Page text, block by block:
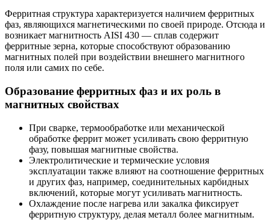
Ферритная структура характеризуется наличием ферритных
фаз, являющихся магнетическими по своей природе. Отсюда и
возникает магнитность AISI 430 — сплав содержит
ферритные зерна, которые способствуют образованию
магнитных полей при воздействии внешнего магнитного
поля или самих по себе.
Образование ферритных фаз и их роль в
магнитных свойствах
При сварке, термообработке или механической
обработке феррит может усиливать свою ферритную
фазу, повышая магнитные свойства.
Электролитические и термические условия
эксплуатации также влияют на соотношение ферритных
и других фаз, например, соединительных карбидных
включений, которые могут усиливать магнитность.
Охлаждение после нагрева или закалка фиксирует
ферритную структуру, делая металл более магнитным.